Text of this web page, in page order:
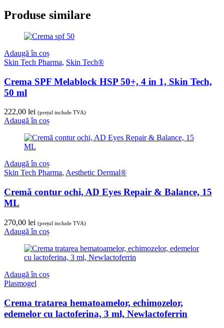
Produse similare
Adaugă în coș
Skin Tech Pharma, Skin Tech®
Crema SPF Melablock HSP 50+, 4 in 1, Skin Tech,
50 ml
222,00 lei (prețul include TVA)
Adaugă în coș
Adaugă în coș
Skin Tech Pharma, Aesthetic Dermal®
Cremă contur ochi, AD Eyes Repair & Balance, 15
ML
270,00 lei (prețul include TVA)
Adaugă în coș
Adaugă în coș
Plasmogel
Crema tratarea hematoamelor, echimozelor,
edemelor cu lactoferina, 3 ml, Newlactoferrin